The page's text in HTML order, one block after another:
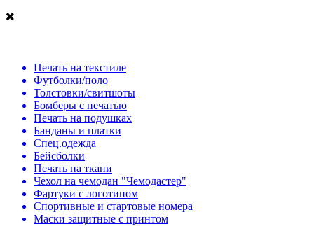
Печать на текстиле
Футболки/поло
Толстовки/свитшоты
Бомберы с печатью
Печать на подушках
Банданы и платки
Спец.одежда
Бейсболки
Печать на ткани
Чехол на чемодан "Чемодастер"
Фартуки с логотипом
Спортивные и стартовые номера
Маски защитные с принтом